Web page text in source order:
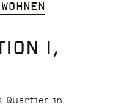
I,
Quartier in